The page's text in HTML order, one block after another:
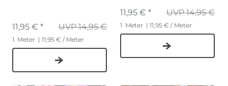
UVP 14,95 €
11,95 € *
1 Meter | 11,95 € / Meter
UVP 14,95 €
11,95 € *
1 Meter | 11,95 € / Meter